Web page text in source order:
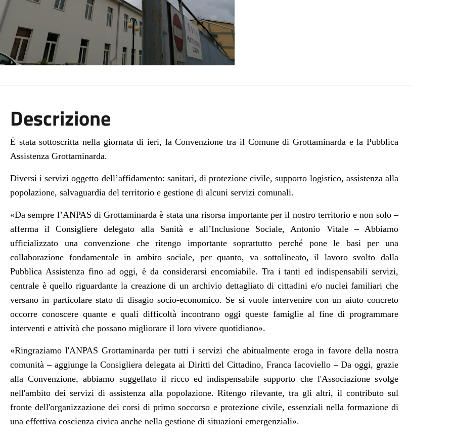
Descrizione
È stata sottoscritta nella giornata di ieri, la Convenzione tra il Comune di Grottaminarda e la Pubblica
Assistenza Grottaminarda.
Diversi i servizi oggetto dell’affidamento: sanitari, di protezione civile, supporto logistico, assistenza alla
popolazione, salvaguardia del territorio e gestione di alcuni servizi comunali.
«Da sempre l’ANPAS di Grottaminarda è stata una risorsa importante per il nostro territorio e non solo –
afferma il Consigliere delegato alla Sanità e all’Inclusione Sociale, Antonio Vitale – Abbiamo
ufficializzato una convenzione che ritengo importante soprattutto perché pone le basi per una
collaborazione fondamentale in ambito sociale, per quanto, va sottolineato, il lavoro svolto dalla
Pubblica Assistenza fino ad oggi, è da considerarsi encomiabile. Tra i tanti ed indispensabili servizi,
centrale è quello riguardante la creazione di un archivio dettagliato di cittadini e/o nuclei familiari che
versano in particolare stato di disagio socio-economico. Se si vuole intervenire con un aiuto concreto
occorre conoscere quante e quali difficoltà incontrano oggi queste famiglie al fine di programmare
interventi e attività che possano migliorare il loro vivere quotidiano».
«Ringraziamo l'ANPAS Grottaminarda per tutti i servizi che abitualmente eroga in favore della nostra
comunità – aggiunge la Consigliera delegata ai Diritti del Cittadino, Franca Iacoviello – Da oggi, grazie
alla Convenzione, abbiamo suggellato il ricco ed indispensabile supporto che l'Associazione svolge
nell'ambito dei servizi di assistenza alla popolazione. Ritengo rilevante, tra gli altri, il contributo sul
fronte dell'organizzazione dei corsi di primo soccorso e protezione civile, essenziali nella formazione di
una effettiva coscienza civica anche nella gestione di situazioni emergenziali».